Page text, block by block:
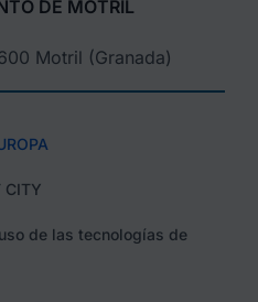
DE MOTRIL
Motril (Granada)​
CITY
de las tecnologías de